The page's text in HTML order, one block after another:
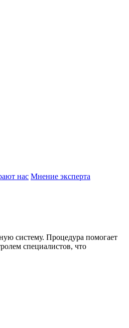
нас Мнение эксперта
систему. Процедура помогает
специалистов, что